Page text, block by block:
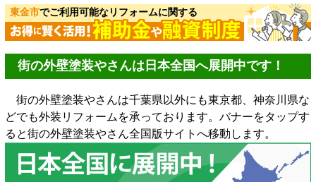
東金市でご利用可能なリフォームに関する
街の外壁塗装やさんは日本全国へ展開中です！
街の外壁塗装やさんは千葉県以外にも東京都、神奈川県な
どでも外装リフォームを承っております。バナーをタップす
ると街の外壁塗装やさん全国版サイトへ移動します。